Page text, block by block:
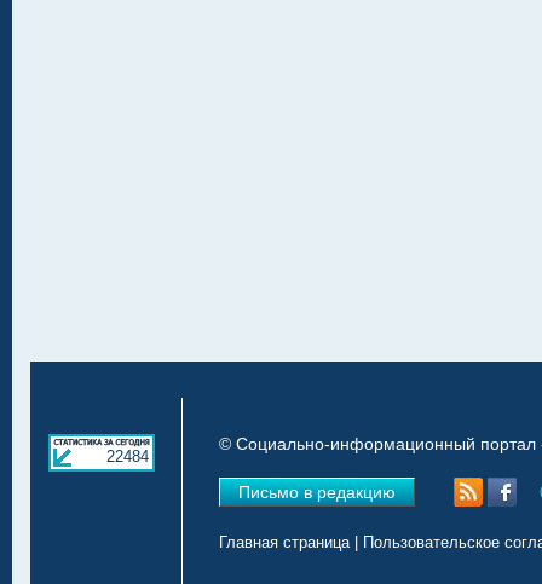
22484
© Социально-информационный портал
Письмо в редакцию
Главная страница| Пользовательское